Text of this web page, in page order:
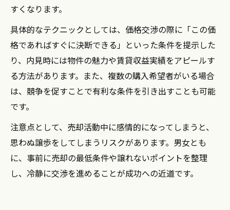
すくなります。
具体的なテクニックとしては、価格交渉の際に「この価
格であればすぐに決断できる」といった条件を提示した
り、内見時には物件の魅力や賃貸収益実績をアピールす
る方法があります。また、複数の購入希望者がいる場合
は、競争を促すことで有利な条件を引き出すことも可能
です。
注意点として、売却活動中に感情的になってしまうと、
思わぬ譲歩をしてしまうリスクがあります。男女とも
に、事前に売却の最低条件や譲れないポイントを整理
し、冷静に交渉を進めることが成功への近道です。